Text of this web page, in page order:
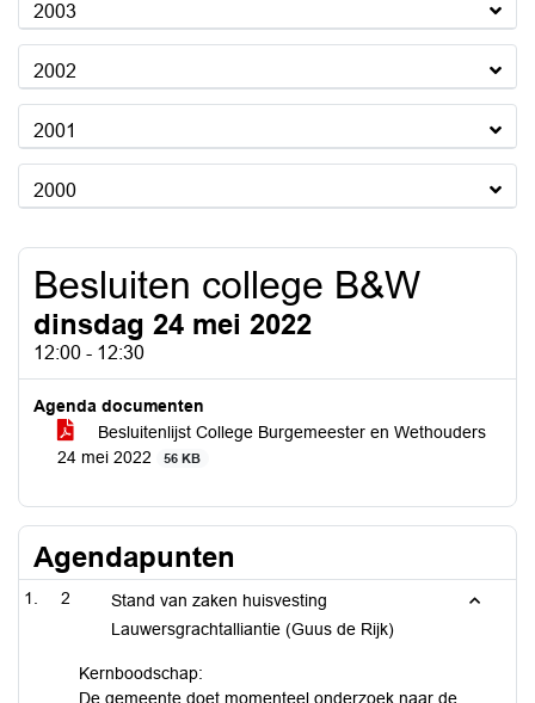
2003
2002
2001
2000
Besluiten college B&W
dinsdag 24 mei 2022
12:00 - 12:30
Agenda documenten
Besluitenlijst College Burgemeester en Wethouders
24 mei 2022
56 KB
Agendapunten
2
Stand van zaken huisvesting
Lauwersgrachtalliantie (Guus de Rijk)
Kernboodschap:
De gemeente doet momenteel onderzoek naar de